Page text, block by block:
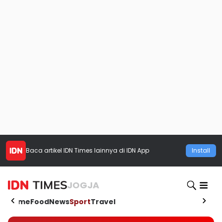
Baca artikel IDN Times lainnya di IDN App Install
JOGJA
HomeFoodNewsSportTravel